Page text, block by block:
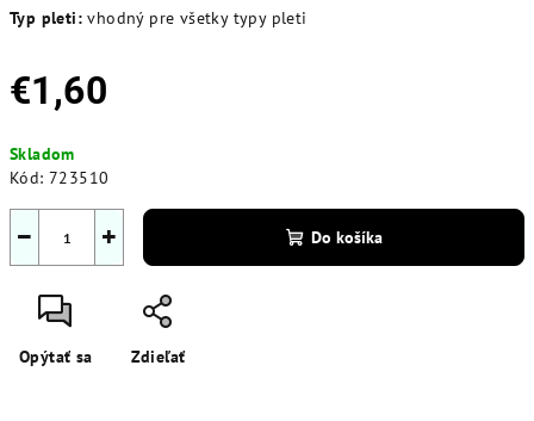
Typ pleti: vhodný pre všetky typy pleti
€1,60
cena:
Skladom
Kód: 723510
+
− Do košíka
Opýtať sa Zdieľať